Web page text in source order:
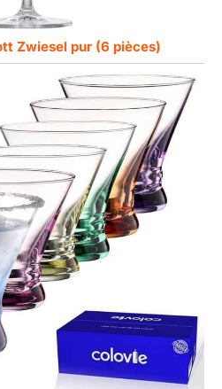
Zwiesel pur (6 pièces)